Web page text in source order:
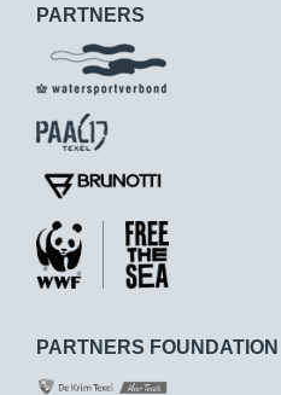
PARTNERS
PARTNERS FOUNDATION